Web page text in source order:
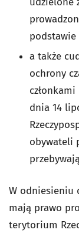
podstawie
a także
ochrony
dnia 14
obywateli
W odniesieniu
mają prawo
terytorium